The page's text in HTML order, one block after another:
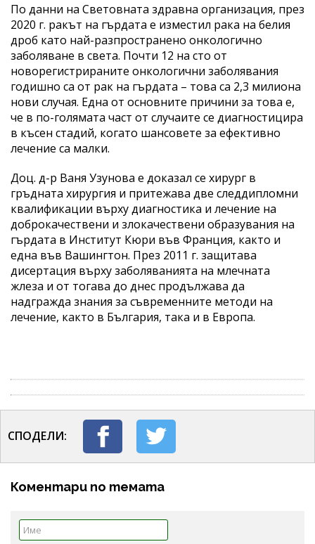
По данни на Световната здравна организация, през
2020 г. ракът на гърдата е изместил рака на белия
дроб като най-разпространено онкологично
заболяване в света. Почти 12 на сто от
новорегистрираните онкологични заболявания
годишно са от рак на гърдата – това са 2,3 милиона
нови случая. Една от основните причини за това е,
че в по-голямата част от случаите се диагностицира
в късен стадий, когато шансовете за ефективно
лечение са малки.
Доц. д-р Ваня Узунова е доказал се хирург в
гръдната хирургия и притежава две следдипломни
квалификации върху диагностика и лечение на
доброкачествени и злокачествени образувания на
гърдата в Институт Кюри във Франция, както и
една във Вашингтон. През 2011 г. защитава
дисертация върху заболяванията на млечната
жлеза и от тогава до днес продължава да
надгражда знания за съвременните методи на
лечение, както в България, така и в Европа.
СПОДЕЛИ:
Коментари по темата